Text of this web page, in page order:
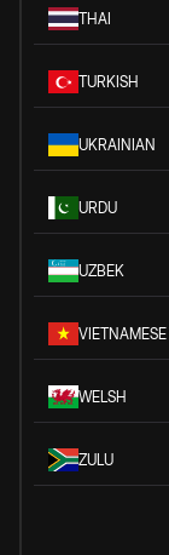
THAI
TURKISH
UKRAINIAN
URDU
UZBEK
VIETNAMESE
WELSH
ZULU